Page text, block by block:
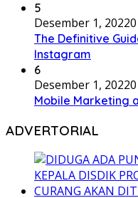
5
Desember 1, 2022
The Definitive
Instagram
6
Desember 1, 2022
Mobile Marketing
ADVERTORIAL